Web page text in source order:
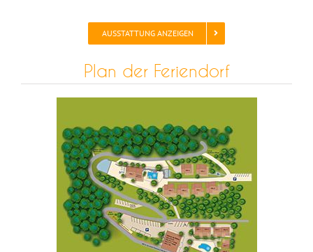
AUSSTATTUNG ANZEIGEN
Plan der Feriendorf